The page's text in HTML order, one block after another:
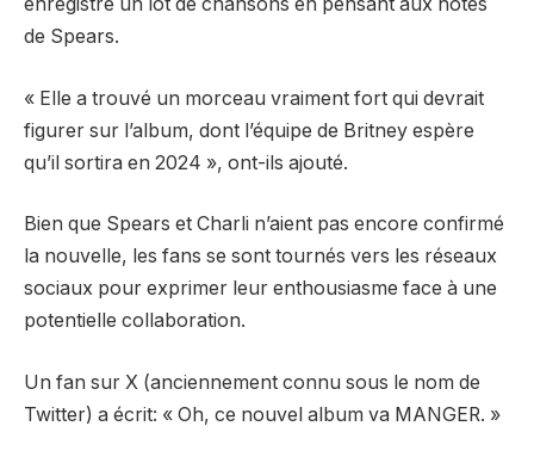
de Spears.
« Elle a trouvé un morceau vraiment fort qui devrait
figurer sur l’album, dont l’équipe de Britney espère
qu’il sortira en 2024 », ont-ils ajouté.
Bien que Spears et Charli n’aient pas encore confirmé
la nouvelle, les fans se sont tournés vers les réseaux
sociaux pour exprimer leur enthousiasme face à une
potentielle collaboration.
Un fan sur X (anciennement connu sous le nom de
Twitter) a écrit: « Oh, ce nouvel album va MANGER. »